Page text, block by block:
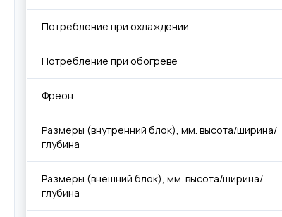
Потребление при охлаждении
Потребление при обогреве
Фреон
Размеры (внутренний блок), мм. высота/ширина/
глубина
Размеры (внешний блок), мм. высота/ширина/
глубина